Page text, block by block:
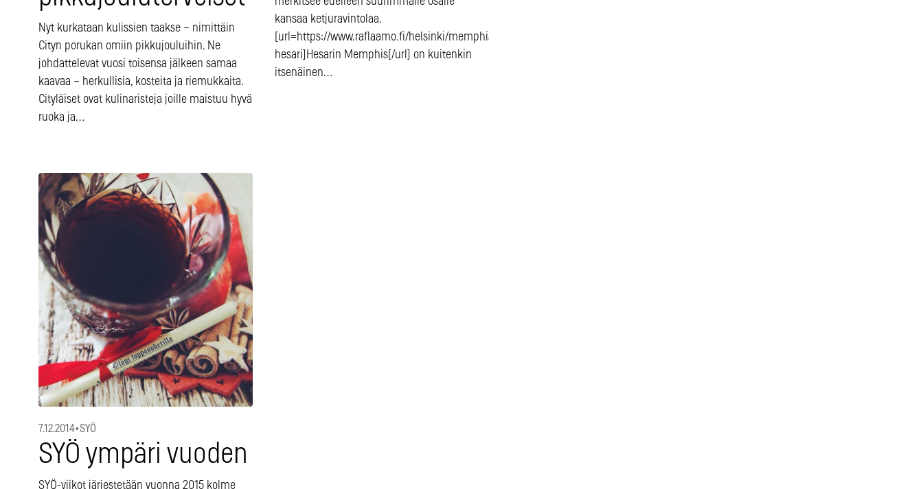
Nyt kurkataan kulissien taakse – nimittäin
Cityn porukan omiin pikkujouluihin. Ne
johdattelevat vuosi toisensa jälkeen samaa
kaavaa – herkullisia, kosteita ja riemukkaita.
Cityläiset ovat kulinaristeja joille maistuu hyvä
ruoka ja…
kansaa ketjuravintolaa.
[url=https://www.raflaamo.fi/helsinki/memphis-
hesari]Hesarin Memphis[/url] on kuitenkin
itsenäinen…
7.12.2014•SYÖ
SYÖ ympäri vuoden
SYÖ-viikot järjestetään vuonna 2015 kolme